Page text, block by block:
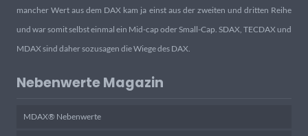
mancher Wert aus dem DAX kam ja einst aus der zweiten und dritten Reihe
und war somit selbst einmal ein Mid-cap oder Small-Cap. SDAX, TECDAX und
MDAX sind daher sozusagen die Wiege des DAX.
Nebenwerte Magazin
MDAX® Nebenwerte